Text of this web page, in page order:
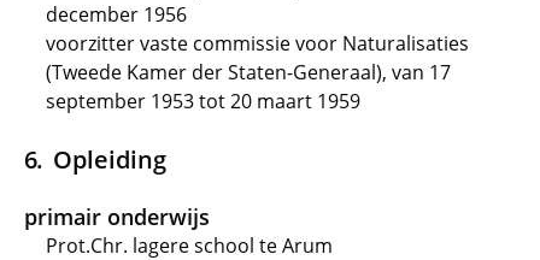
december 1956
voorzitter vaste commissie voor Naturalisaties
(Tweede Kamer der Staten-Generaal), van 17
september 1953 tot 20 maart 1959
Opleiding
primair onderwijs
Prot.Chr. lagere school te Arum